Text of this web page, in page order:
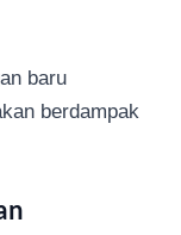
baru
berdampak